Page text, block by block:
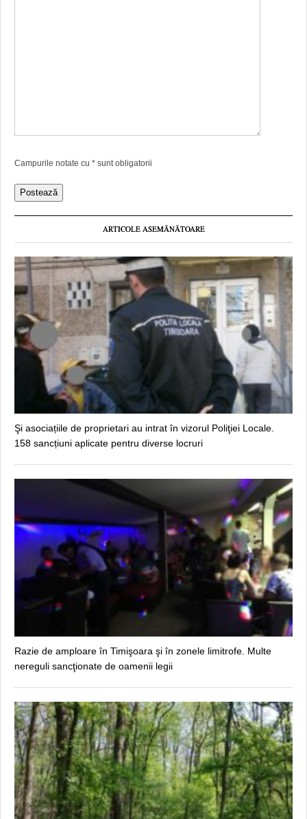
Campurile notate cu * sunt obligatorii
ARTICOLE ASEMĂNĂTOARE
Şi asociațiile de proprietari au intrat în vizorul Poliţiei Locale.
158 sancțiuni aplicate pentru diverse locruri
Razie de amploare în Timişoara şi în zonele limitrofe. Multe
nereguli sancţionate de oamenii legii